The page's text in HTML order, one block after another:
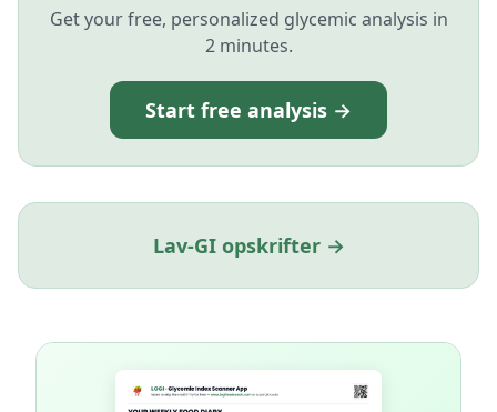
Get your free, personalized glycemic analysis in
2 minutes.
Start free analysis →
Lav-GI opskrifter →